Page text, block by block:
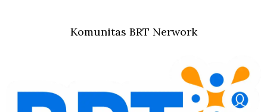
Komunitas BRT Nerwork